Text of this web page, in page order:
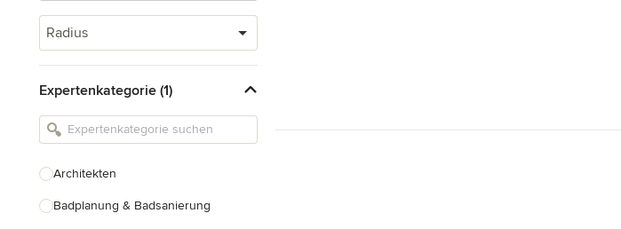
Radius
Expertenkategorie (1)
Architekten
Badplanung & Badsanierung